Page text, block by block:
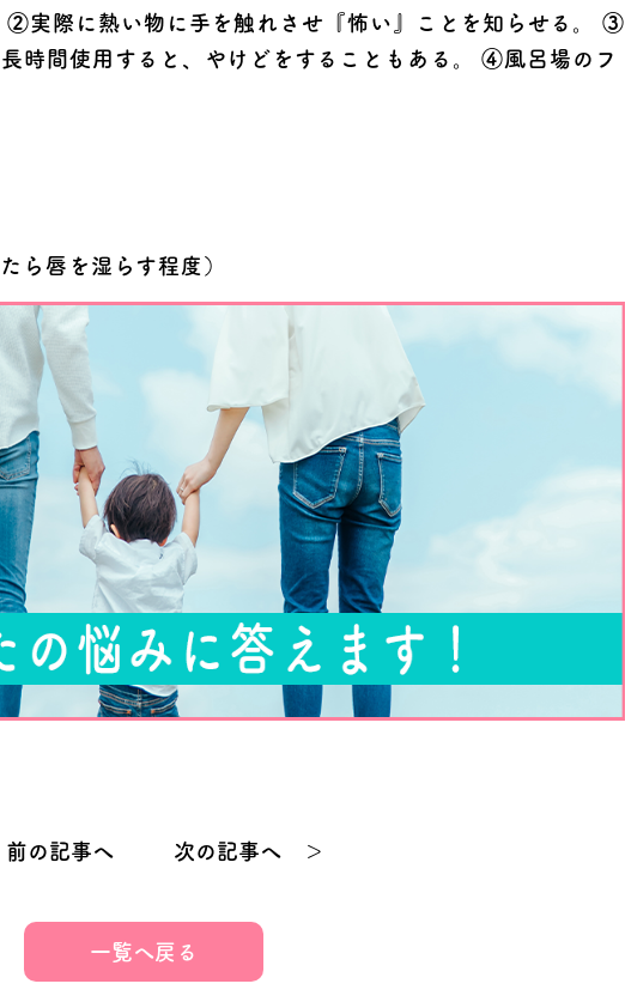
②実際に熱い物に手を触れさせ『怖い』ことを知らせる。 ③
時間使用すると、やけどをすることもある。 ④風呂場のフ
ら唇を湿らす程度）
の記事へ 次の記事へ ＞
一覧へ戻る